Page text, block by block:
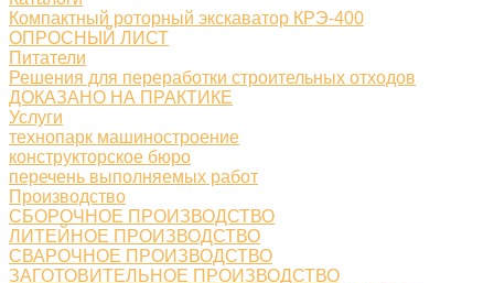
Компактный роторный экскаватор КРЭ-400
ОПРОСНЫЙ ЛИСТ
Питатели
Решения для переработки строительных отходов
ДОКАЗАНО НА ПРАКТИКЕ
Услуги
технопарк машиностроение
конструкторское бюро
перечень выполняемых работ
Производство
СБОРОЧНОЕ ПРОИЗВОДСТВО
ЛИТЕЙНОЕ ПРОИЗВОДСТВО
СВАРОЧНОЕ ПРОИЗВОДСТВО
ЗАГОТОВИТЕЛЬНОЕ ПРОИЗВОДСТВО